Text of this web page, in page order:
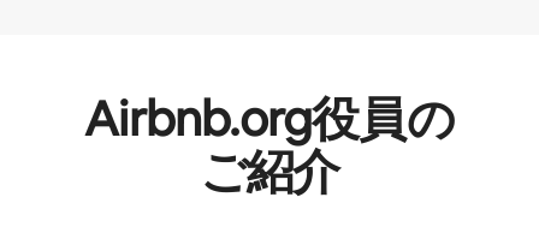
Airbnb.org役員の
ご⁠紹⁠介